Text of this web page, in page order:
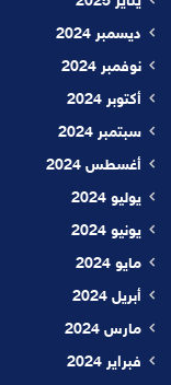
ديسمبر 2024
نوفمبر 2024
أكتوبر 2024
سبتمبر 2024
أغسطس 2024
يوليو 2024
يونيو 2024
مايو 2024
أبريل 2024
مارس 2024
فبراير 2024